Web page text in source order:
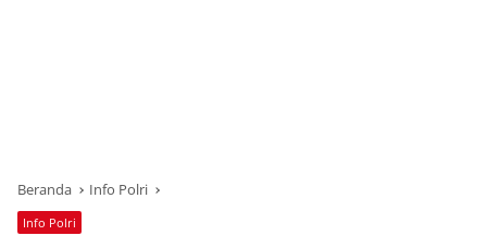
Beranda Info Polri
Info Polri